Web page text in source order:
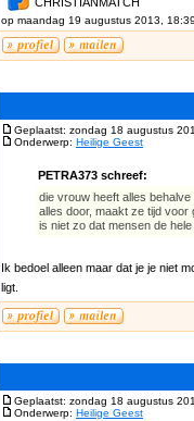
op maandag 19 augustus 2013,
Geplaatst: zondag 18 augustus
Onderwerp: Heilige Geest
PETRA373 schreef:
die vrouw heeft alles
alles door, maakt ze tijd
is niet zo dat mensen de
Ik bedoel alleen maar dat je je niet
ligt.
Geplaatst: zondag 18 augustus
Onderwerp: Heilige Geest